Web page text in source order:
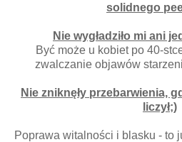
solidnego
Nie wygładziło mi ani
Być może u kobiet po 40-
zwalczanie objawów
Nie zniknęły przebarwienia,
liczył;)
Poprawa witalności i blasku - to